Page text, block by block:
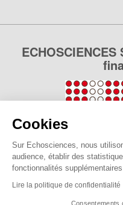
Cookies
Sur Echosciences, nous
audience, établir des
fonctionnalités
Lire la politique de confidentialité
Consentements